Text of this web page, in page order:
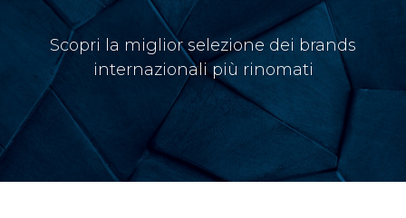
Scopri la miglior selezione dei brands
internazionali più rinomati